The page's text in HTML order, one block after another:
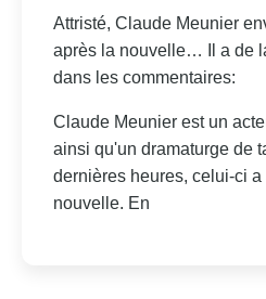
Attristé, Claude Meunier
après la nouvelle… Il a de
dans les commentaires:
Claude Meunier est un
ainsi qu'un dramaturge de
dernières heures, celui-ci
nouvelle. En